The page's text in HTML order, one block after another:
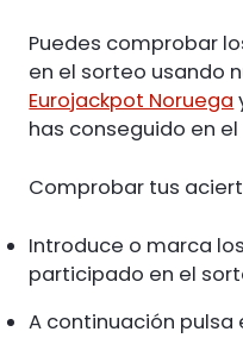
Puedes comprobar
en el sorteo usando
Eurojackpot Noruega
has conseguido en
Comprobar tus
Introduce o marca
participado en el
A continuación pulsa